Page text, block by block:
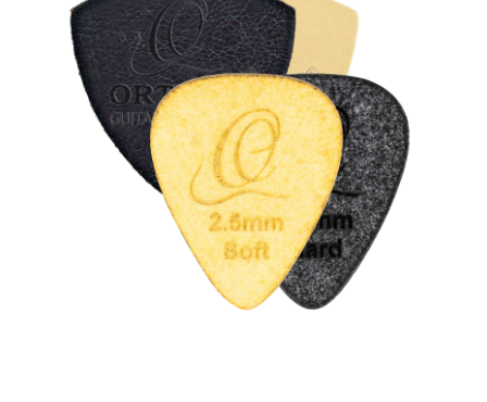
Kontakt / Impressum / AGB & co